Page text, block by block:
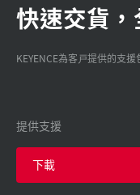
快速交貨
KEYENCE為客戸提供的支
提供支援
下載